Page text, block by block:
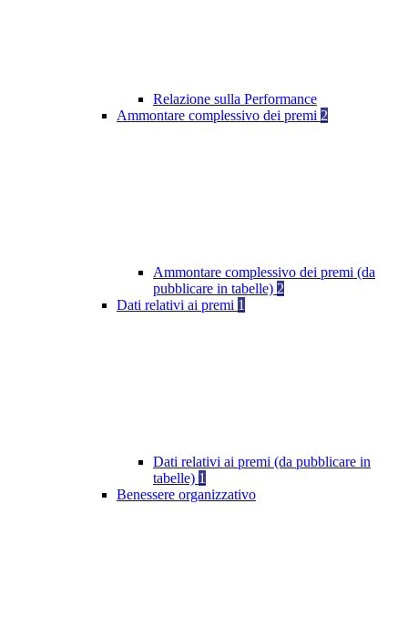
Relazione sulla Performance
Ammontare complessivo dei premi 2
Ammontare complessivo dei premi (da
pubblicare in tabelle) 2
Dati relativi ai premi 1
Dati relativi ai premi (da pubblicare in
tabelle) 1
Benessere organizzativo